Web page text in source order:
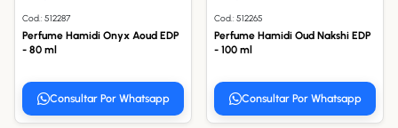
Cod.: 512287
Perfume Hamidi Onyx Aoud EDP
- 80 ml
Consultar Por Whatsapp
Cod.: 512265
Perfume Hamidi Oud Nakshi EDP
- 100 ml
Consultar Por Whatsapp